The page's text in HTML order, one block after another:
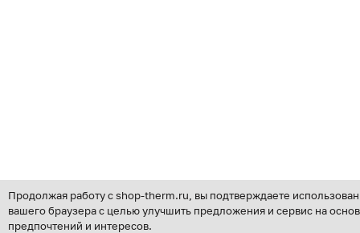
Продолжая работу с shop-therm.ru, вы подтверждаете
вашего браузера с целью улучшить предложения и сервис на
предпочтений и интересов.